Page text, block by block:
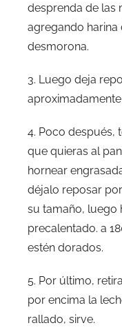
desprenda de las
agregando harina
desmorona.
3. Luego deja
aproximadamente
4. Poco después,
que quieras al
hornear
déjalo reposar
su tamaño, luego
precalentado. a
estén dorados.
5. Por último,
por encima la
rallado, sirve.